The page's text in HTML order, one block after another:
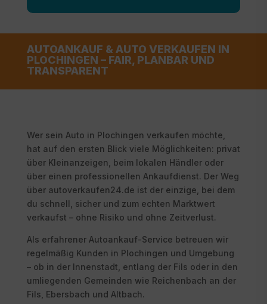
AUTOANKAUF & AUTO VERKAUFEN IN
PLOCHINGEN – FAIR, PLANBAR UND
TRANSPARENT
Wer sein Auto in Plochingen verkaufen möchte,
hat auf den ersten Blick viele Möglichkeiten: privat
über Kleinanzeigen, beim lokalen Händler oder
über einen professionellen Ankaufdienst. Der Weg
über autoverkaufen24.de ist der einzige, bei dem
du schnell, sicher und zum echten Marktwert
verkaufst – ohne Risiko und ohne Zeitverlust.
Als erfahrener Autoankauf-Service betreuen wir
regelmäßig Kunden in Plochingen und Umgebung
– ob in der Innenstadt, entlang der Fils oder in den
umliegenden Gemeinden wie Reichenbach an der
Fils, Ebersbach und Altbach.